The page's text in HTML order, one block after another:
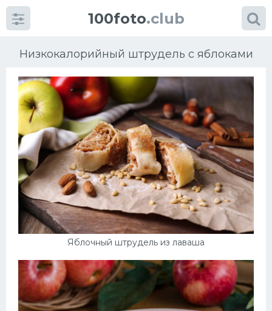
100foto.club
Низкокалорийный штрудель с яблоками
Яблочный штрудель из лаваша
Категориикартинок
Супы
Мясные блюда
Печенье
Выпечка
Десерт